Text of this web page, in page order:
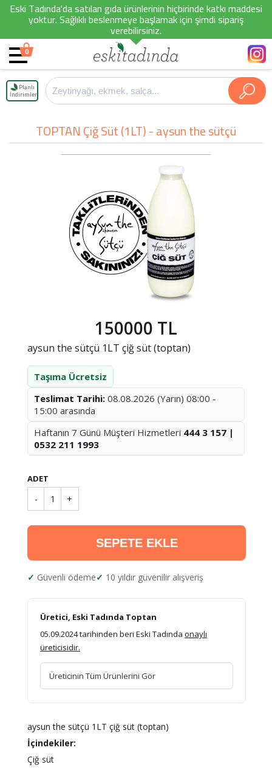
Eski Tadında'da satılan gıda ürünlerinin hiçbirinde katkı maddesi
yoktur. Sağlıklı beslenmeye başlamak için şimdi sipariş
verebilirsiniz.
0
Planlı
İndirimler
TOPTAN Çiğ Süt (1LT) - aysun the sütçü
150000 TL
aysun the sütçü 1LT çiğ süt (toptan)
Taşıma Ücretsiz
Teslimat Tarihi: 08.08.2026 (Yarın) 08:00 -
15:00 arasında
Haftanın 7 Günü Müşteri Hizmetleri 444 3 157 |
0532 211 1993
ADET
- 1 +
SEPETE EKLE
Güvenli ödeme 10 yıldır güvenilir alışveriş
Üretici, Eski Tadında Toptan
05.09.2024 tarihinden beri Eski Tadında onaylı
üreticisidir.
Üreticinin Tüm Ürünlerini Gör
aysun the sütçü 1LT çiğ süt (toptan)
İçindekiler:
Çiğ süt